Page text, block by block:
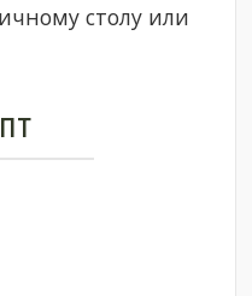
столу или